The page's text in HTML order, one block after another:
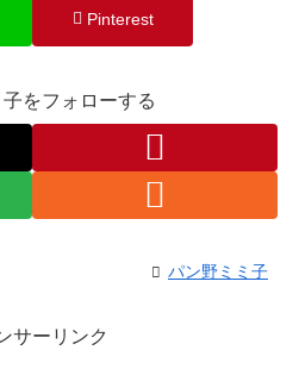
Pinterest
をフォローする
パン野ミミ子
サーリンク